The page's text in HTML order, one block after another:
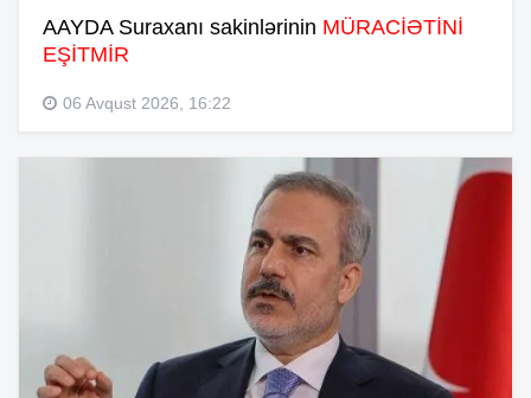
AAYDA Suraxanı sakinlərinin MÜRACİƏTİNİ
EŞİTMİR
06 Avqust 2026, 16:22